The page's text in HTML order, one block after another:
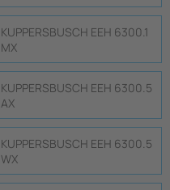
KUPPERSBUSCH EEH 6300.1
MX
KUPPERSBUSCH EEH 6300.5
AX
KUPPERSBUSCH EEH 6300.5
WX